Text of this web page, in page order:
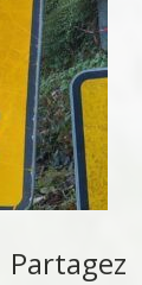
Partagez